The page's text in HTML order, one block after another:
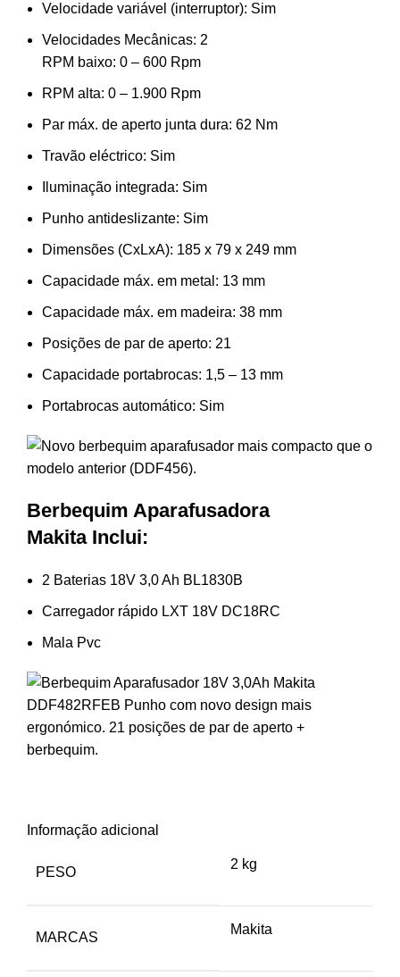
Velocidade variável (interruptor): Sim
Velocidades Mecânicas: 2
RPM baixo: 0 – 600 Rpm
RPM alta: 0 – 1.900 Rpm
Par máx. de aperto junta dura: 62 Nm
Travão eléctrico: Sim
Iluminação integrada: Sim
Punho antideslizante: Sim
Dimensões (CxLxA): 185 x 79 x 249 mm
Capacidade máx. em metal: 13 mm
Capacidade máx. em madeira: 38 mm
Posições de par de aperto: 21
Capacidade portabrocas: 1,5 – 13 mm
Portabrocas automático: Sim
Berbequim Aparafusadora
Makita Inclui:
2 Baterias 18V 3,0 Ah BL1830B
Carregador rápido LXT 18V DC18RC
Mala Pvc
Informação adicional
PESO
2 kg
MARCAS
Makita